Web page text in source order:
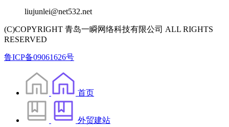
liujunlei@net532.net
(C)COPYRIGHT 青岛一瞬网络科技有限公司 ALL RIGHTS
RESERVED
鲁ICP备09061626号
首页
外贸建站